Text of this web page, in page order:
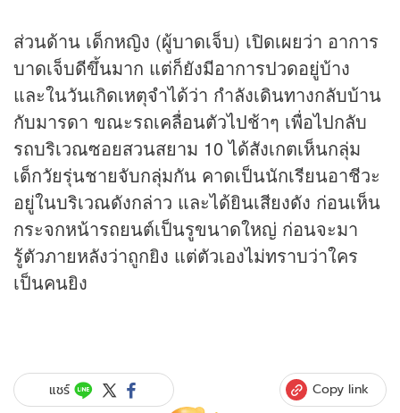
ส่วนด้าน เด็กหญิง (ผู้บาดเจ็บ) เปิดเผยว่า อาการ
บาดเจ็บดีขึ้นมาก แต่ก็ยังมีอาการปวดอยู่บ้าง
และในวันเกิดเหตุจำได้ว่า กำลังเดินทางกลับบ้าน
กับมารดา ขณะรถเคลื่อนตัวไปช้าๆ เพื่อไปกลับ
รถบริเวณซอยสวนสยาม 10 ได้สังเกตเห็นกลุ่ม
เด็กวัยรุ่นชายจับกลุ่มกัน คาดเป็นนักเรียนอาชีวะ
อยู่ในบริเวณดังกล่าว และได้ยินเสียงดัง ก่อนเห็น
กระจกหน้ารถยนต์เป็นรูขนาดใหญ่ ก่อนจะมา
รู้ตัวภายหลังว่าถูกยิง แต่ตัวเองไม่ทราบว่าใคร
เป็นคนยิง
แชร์ Copy link